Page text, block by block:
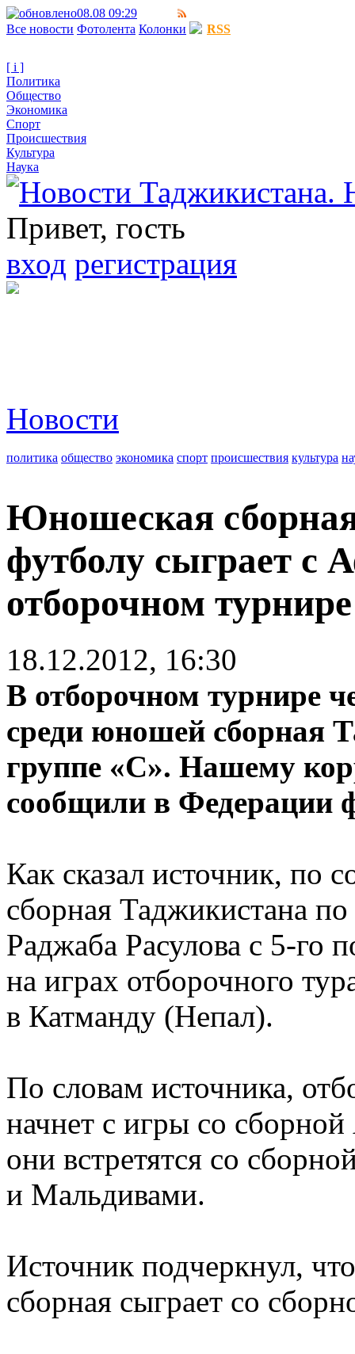
08.08 09:29
Все новости Фотолента Колонки RSS
[ i ]
Политика
Общество
Экономика
Спорт
Происшествия
Культура
Наука
Привет, гость
вход регистрация
Новости
политика общество экономика спорт происшествия культура
Юношеская
футболу сыграет с
отборочном
18.12.2012, 16:30
В отборочном турнире
среди юношей сборная
группе «С». Нашему
сообщили в Федерации
Как сказал источник,
сборная Таджикистана
Раджаба Расулова с 5-го
на играх отборочного
в Катманду (Непал).
По словам источника,
начнет с игры со
они встретятся со
и Мальдивами.
Источник подчеркнул,
сборная сыграет со